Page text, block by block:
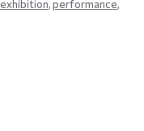
exhibition,performance,